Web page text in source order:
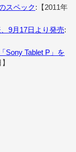
スペック:【2011年
9月17日より発売:
Sony Tablet P」を